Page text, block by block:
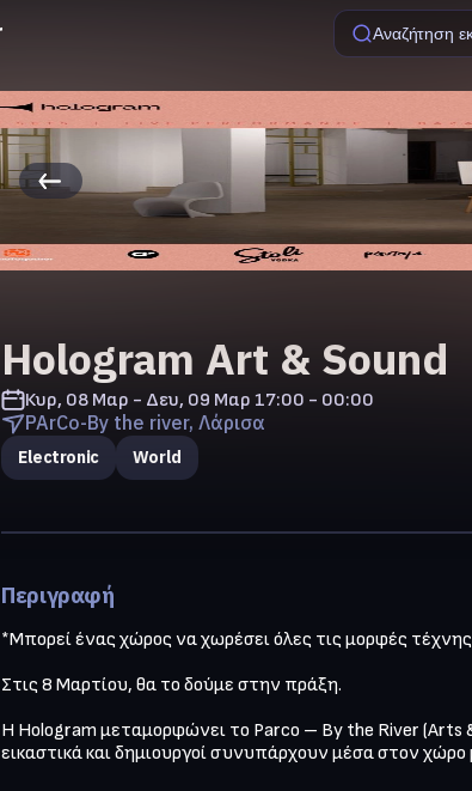
Αναζήτηση
Hologram Art & Sound
Κυρ, 08 Μαρ - Δευ, 09 Μαρ 17:00 - 00:00
PArCo-By the river, Λάρισα
Electronic World
Περιγραφή
*Μπορεί ένας χώρος να χωρέσει όλες τις μορφές
Στις 8 Μαρτίου, θα το δούμε στην πράξη.
Η Hologram μεταμορφώνει το Parco – By the River (Arts
εικαστικά και δημιουργοί συνυπάρχουν μέσα στον χώρο